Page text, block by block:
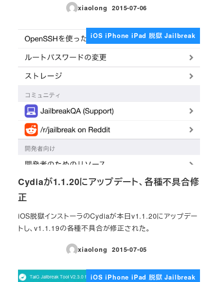
xiaolong
投稿日
2015-07-06
iOS iPhone iPad 脱獄 Jailbreak
Cydiaが1.1.20にアップデート、各種不具合修
正
iOS脱獄インストーラのCydiaが本日v1.1.20にアップデー
トし、v1.1.19の各種不具合が修正された。
xiaolong
投稿日
2015-07-05
iOS iPhone iPad 脱獄 Jailbreak